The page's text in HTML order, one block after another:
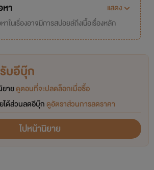
หา
แสดง
าในเรื่องอาจมีการสปอยล์ถึงเนื้อเรื่องหลัก
บอีบุ๊ก
ายดูตอนที่จะปลดล็อกเมื่อซื้อ
ได้ส่วนลดอีบุ๊ก ดูอัตราส่วนการลดราคา
ไปหน้านิยาย